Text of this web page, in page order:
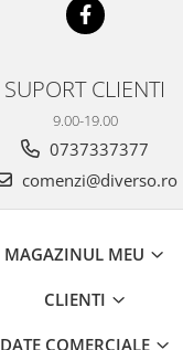
SUPORT CLIENTI
9.00-19.00
0737337377
comenzi@diverso.ro
MAGAZINUL MEU
CLIENTI
DATE COMERCIALE